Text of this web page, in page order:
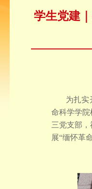
学生党建
为扎实
命科学学
三党支部
展“缅怀革